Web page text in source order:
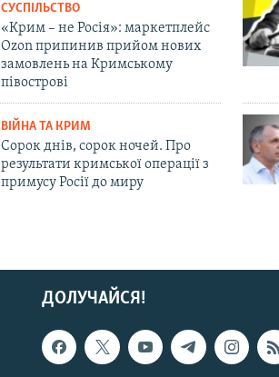
СУСПІЛЬСТВО
«Крим – не Росія»: маркетплейс
Ozon припинив прийом нових
замовлень на Кримському
півострові
ВІЙНА ТА КРИМ
Сорок днів, сорок ночей. Про
результати кримської операції з
примусу Росії до миру
ДОЛУЧАЙСЯ!